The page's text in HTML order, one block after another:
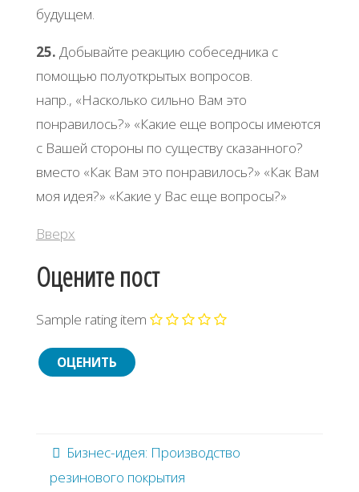
будущем.
25. Добывайте реакцию собеседника с
помощью полуоткрытых вопросов.
напр., «Насколько сильно Вам это
понравилось?» «Какие еще вопросы имеются
с Вашей стороны по существу сказанного?
вместо «Как Вам это понравилось?» «Как Вам
моя идея?» «Какие у Вас еще вопросы?»​
Вверх
Оцените пост
Sample rating item
Бизнес-идея: Производство
резинового покрытия